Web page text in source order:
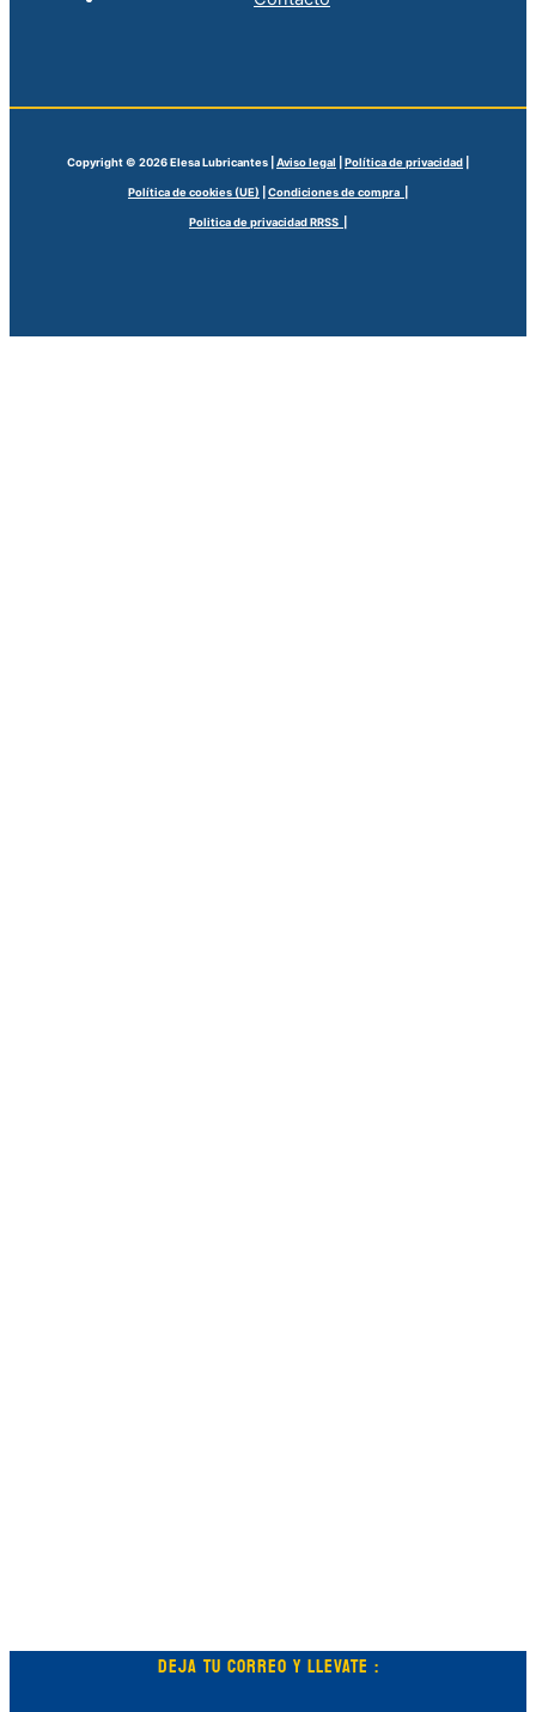
Copyright © 2026 Elesa Lubricantes | Aviso legal Política de privacidad
Política de cookies (UE) Condiciones de compra |
Politica de privacidad RRSS |
DEJA TU CORREO Y LLEVATE :